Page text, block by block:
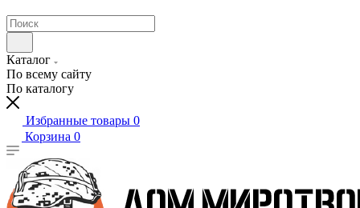
Каталог
По всему сайту
По каталогу
Избранные товары 0
Корзина 0